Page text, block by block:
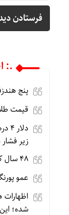
.:
پنج
قیمت طلا و
زیر فشار
۴۸ سال کار برای خرید یک تویوتا کمری
عمو
شده؛